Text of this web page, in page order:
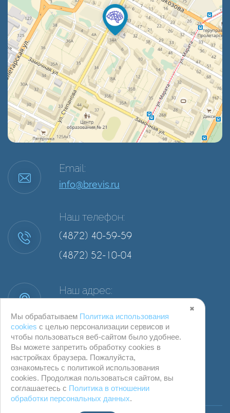
Email:
info@brevis.ru
Наш телефон:
(4872) 40-59-59
(4872) 52-10-04
Наш адрес:
© ООО "Компания Бревис" г. Тула
✖
Мы обрабатываем Политика использования
cookies с целью персонализации сервисов и
чтобы пользоваться веб-сайтом было удобнее.
Вы можете запретить обработку сookies в
настройках браузера. Пожалуйста,
ознакомьтесь с политикой использования
cookies. Продолжая пользоваться сайтом, вы
соглашаетесь с Политика в отношении
обработки персональных данных.